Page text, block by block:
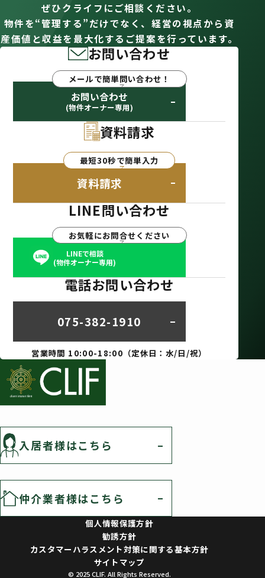
ぜひクライフにご相談ください。
物件を“管理する”だけでなく、経営の視点から資
産価値と収益を最大化するご提案を行っています。
お問い合わせ
メールで簡単問い合わせ！
お問い合わせ
(物件オーナー専用)
資料請求
最短30秒で簡単入力
資料請求
LINE問い合わせ
お気軽にお問合せください
LINEで相談
(物件オーナー専用)
電話お問い合わせ
075-382-1910
営業時間 10:00-18:00（定休日：水/日/祝）
入居者様はこちら
仲介業者様はこちら
個人情報保護方針
勧誘方針
カスタマーハラスメント対策に関する基本方針
サイトマップ
© 2025 CLIF. All Rights Reserved.